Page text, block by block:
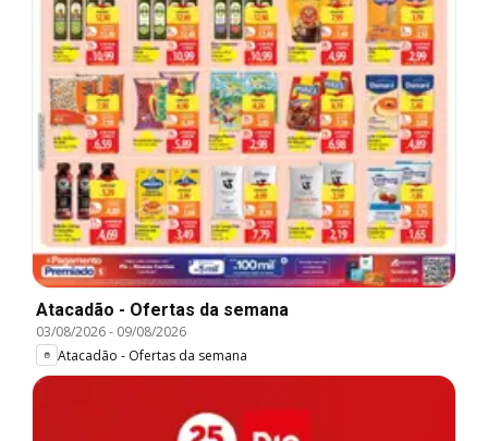
Atacadão - Ofertas da semana
03/08/2026- 09/08/2026
Atacadão - Ofertas da semana